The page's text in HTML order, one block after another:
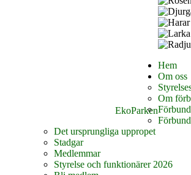
EkoParken
Hem
Om oss
Om
Det ursprungliga uppropet
Stadgar
Medlemmar
Styrelse och funktionärer 2026